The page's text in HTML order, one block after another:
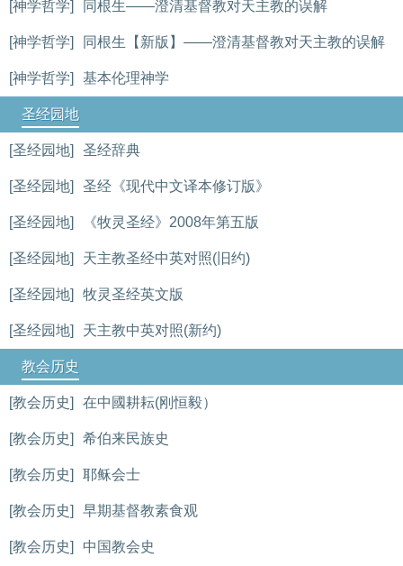
[神学哲学] 同根生——澄清基督教对天主教的误解
[神学哲学] 同根生【新版】——澄清基督教对天主教的误解
[神学哲学] 基本伦理神学
圣经园地
[圣经园地] 圣经辞典
[圣经园地] 圣经《现代中文译本修订版》
[圣经园地] 《牧灵圣经》2008年第五版
[圣经园地] 天主教圣经中英对照(旧约)
[圣经园地] 牧灵圣经英文版
[圣经园地] 天主教中英对照(新约)
教会历史
[教会历史] 在中國耕耘(刚恒毅）
[教会历史] 希伯来民族史
[教会历史] 耶稣会士
[教会历史] 早期基督教素食观
[教会历史] 中国教会史